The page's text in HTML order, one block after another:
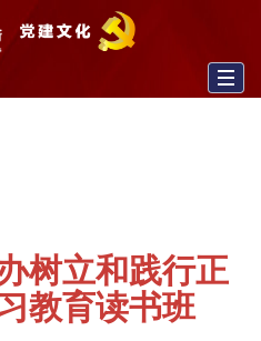
树立和践行正
教育读书班